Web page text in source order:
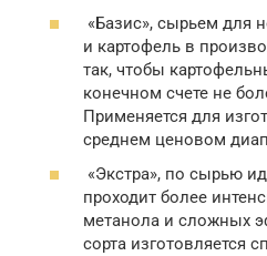
«Базис», сырьем для
и картофель в
так, чтобы
конечном счете не
Применяется для
среднем ценовом
«Экстра», по сырью
проходит более
метанола и сложных
сорта изготовляется